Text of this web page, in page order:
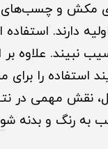
مکش و
دارند. استفاده
نبیند. علاوه بر
استفاده را برای
نقش مهمی در
به رنگ و بدنه ش